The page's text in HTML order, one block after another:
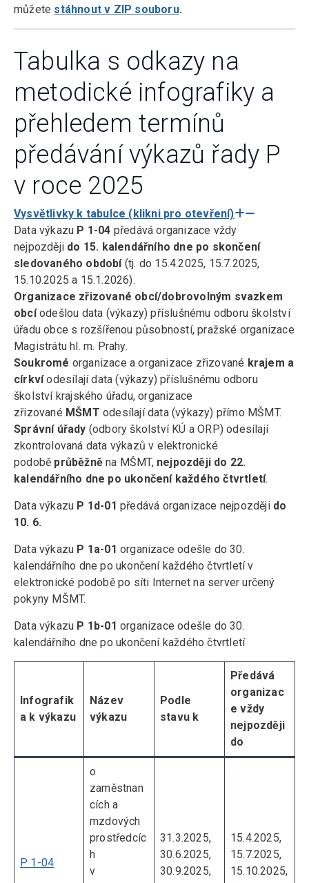
můžete stáhnout v ZIP souboru.
Tabulka s odkazy na
metodické infografiky a
přehledem termínů
předávání výkazů řady P
v roce 2025
Vysvětlivky k tabulce (klikni pro otevření)
Data výkazu P 1-04 předává organizace vždy
nejpozději do 15. kalendářního dne po skončení
sledovaného období(tj. do 15.4.2025, 15.7.2025,
15.10.2025 a 15.1.2026).
Organizace zřizované obcí/dobrovolným svazkem
obcíodešlou data (výkazy) příslušnému odboru školství
úřadu obce s rozšířenou působností, pražské organizace
Magistrátu hl. m. Prahy.
Soukromé organizace a organizace zřizované krajem a
církvíodesílají data (výkazy) příslušnému odboru
školství krajského úřadu, organizace
zřizované MŠMT odesílají data (výkazy) přímo MŠMT.
Správní úřady (odbory školství KÚ a ORP) odesílají
zkontrolovaná data výkazů v elektronické
podobě průběžně na MŠMT, nejpozději do 22.
kalendářního dne po ukončení každého čtvrtletí.
Data výkazu P 1d-01 předává organizace nejpozději do
10. 6.
Data výkazu P 1a-01 organizace odešle do 30.
kalendářního dne po ukončení každého čtvrtletí v
elektronické podobě po síti Internet na server určený
pokyny MŠMT.
Data výkazu P 1b-01 organizace odešle do 30.
kalendářního dne po ukončení každého čtvrtletí
Infografik
a k výkazu
Název
výkazu
Podle
stavu k
Předává
organizac
e vždy
nejpozději
do
P 1-04
o
zaměstnan
cích a
mzdových
prostředcíc
h
v
31.3.2025,
30.6.2025,
30.9.2025,
15.4.2025,
15.7.2025,
15.10.2025,